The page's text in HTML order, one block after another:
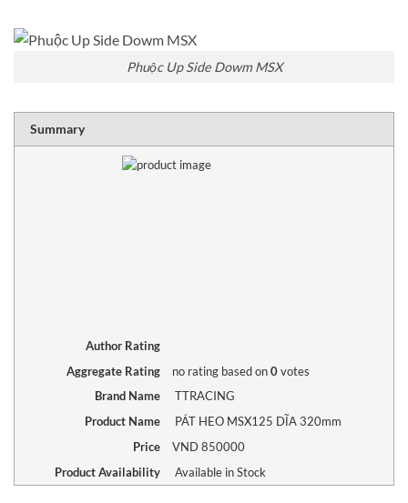
Phuộc Up Side Dowm MSX
Summary
RATING 1 star
2
3
4
5
Author Rating
Aggregate Rating
no ratingbased on0votes
Brand Name
TTRACING
Product Name
PÁT HEO MSX125 DĨA 320mm
Price
VND850000
Product Availability
Available in Stock